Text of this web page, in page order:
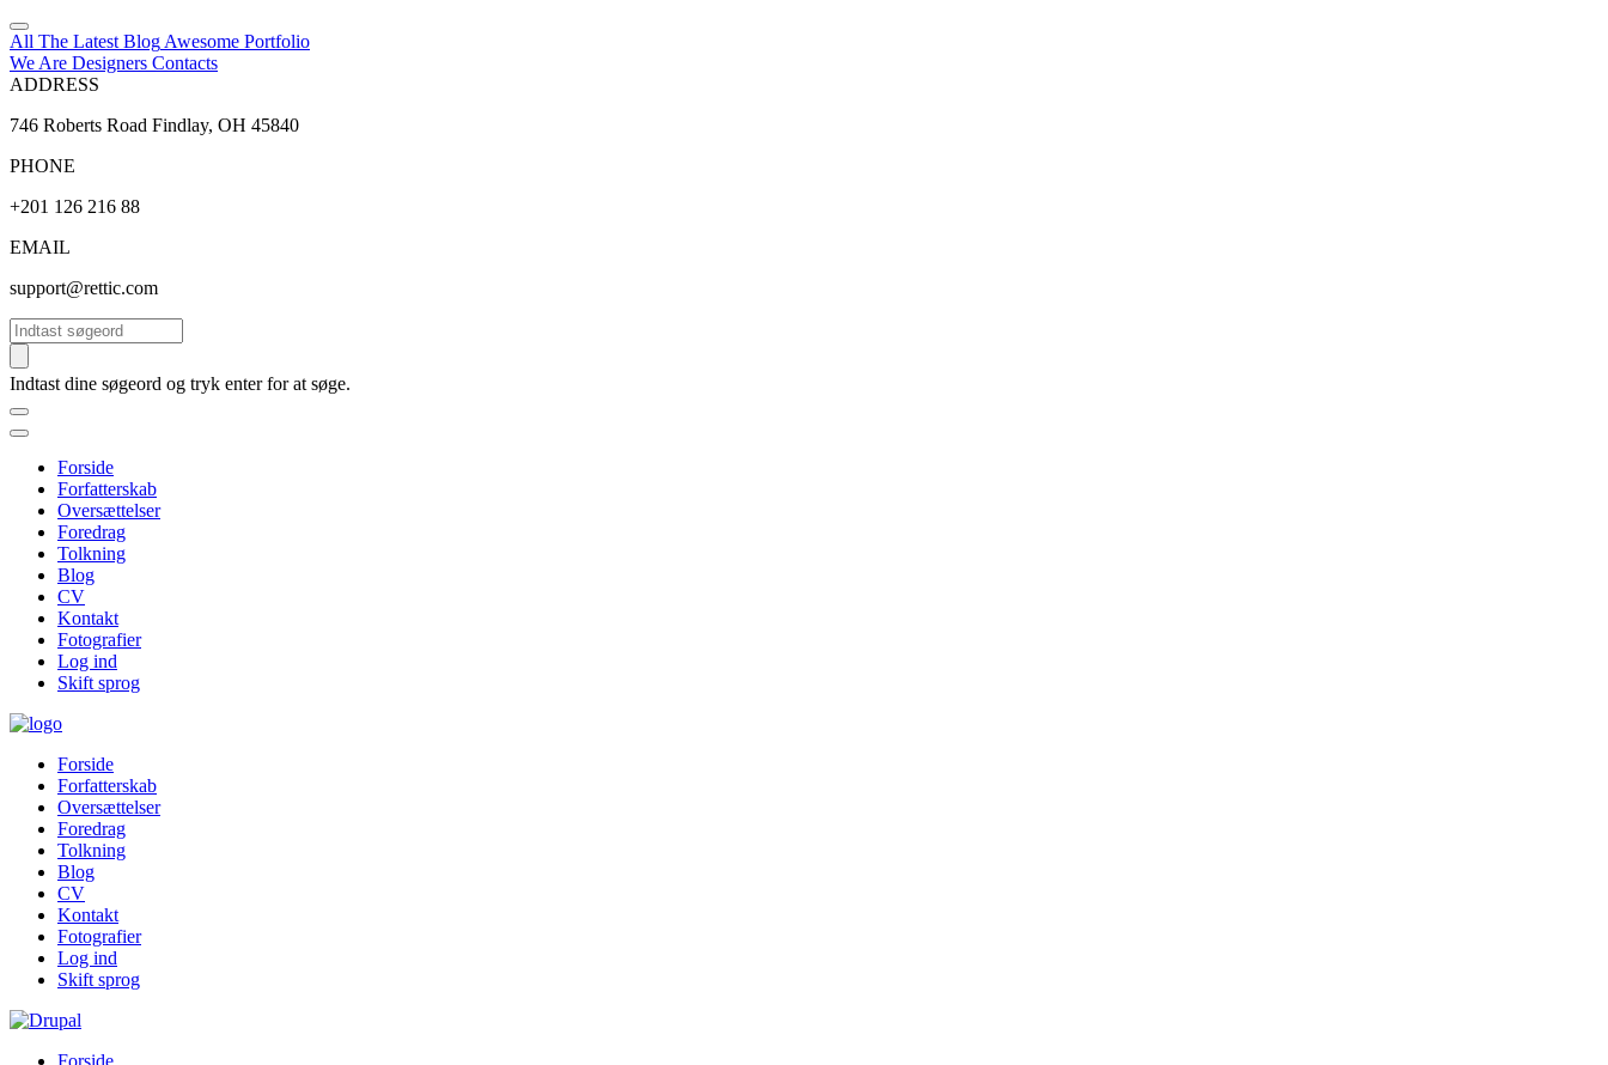
All The Latest Blog Awesome Portfolio
We Are Designers Contacts
ADDRESS
746 Roberts Road Findlay, OH 45840
PHONE
+201 126 216 88
EMAIL
support@rettic.com
Søg
Indtast dine søgeord og tryk enter for at søge.
Forside
Forfatterskab
Oversættelser
Foredrag
Tolkning
Blog
CV
Kontakt
Fotografier
Log ind
Skift sprog
Forside
Forfatterskab
Oversættelser
Foredrag
Tolkning
Blog
CV
Kontakt
Fotografier
Log ind
Skift sprog
Forside